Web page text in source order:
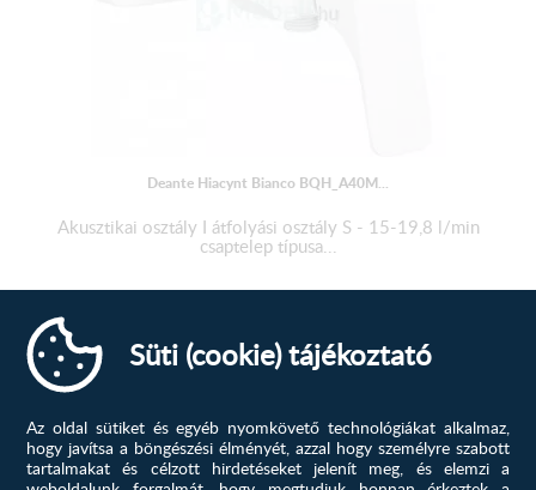
Deante Hiacynt Bianco BQH_A40M...
Akusztikai osztály I átfolyási osztály S - 15-19,8 l/min
csaptelep típusa...
MEGTEKINTÉS
-52%
Süti (cookie) tájékoztató
Az oldal sütiket és egyéb nyomkövető technológiákat alkalmaz,
hogy javítsa a böngészési élményét, azzal hogy személyre szabott
tartalmakat és célzott hirdetéseket jelenít meg, és elemzi a